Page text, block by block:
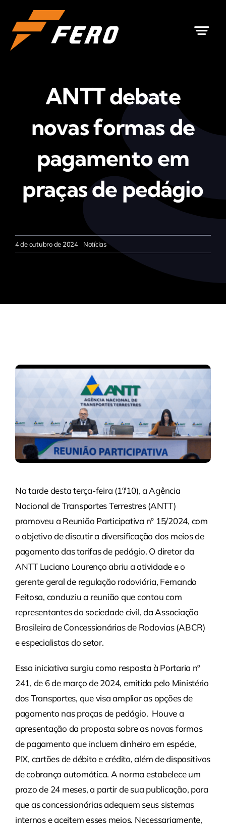
para
conteúdo
ANTT debate
novas formas de
pagamento em
praças de pedágio
4 de outubro de 2024 Notícias
Na tarde desta terça-feira (1º/10), a Agência
Nacional de Transportes Terrestres (ANTT)
promoveu a Reunião Participativa nº 15/2024, com
o objetivo de discutir a diversificação dos meios de
pagamento das tarifas de pedágio. O diretor da
ANTT Luciano Lourenço abriu a atividade e o
gerente geral de regulação rodoviária, Fernando
Feitosa, conduziu a reunião que contou com
representantes da sociedade civil, da Associação
Brasileira de Concessionárias de Rodovias (ABCR)
e especialistas do setor.
Essa iniciativa surgiu como resposta à Portaria nº
241, de 6 de março de 2024, emitida pelo Ministério
dos Transportes, que visa ampliar as opções de
pagamento nas praças de pedágio. Houve a
apresentação da proposta sobre as novas formas
de pagamento que incluem dinheiro em espécie,
PIX, cartões de débito e crédito, além de dispositivos
de cobrança automática. A norma estabelece um
prazo de 24 meses, a partir de sua publicação, para
que as concessionárias adequem seus sistemas
internos e aceitem esses meios. Necessariamente,